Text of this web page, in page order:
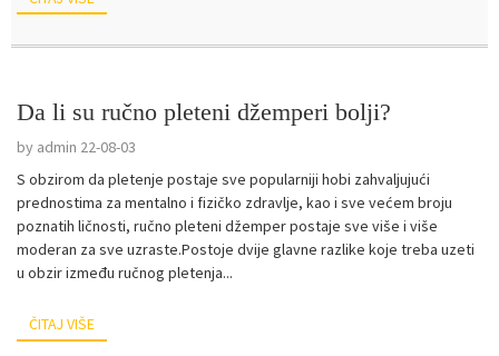
Da li su ručno pleteni džemperi bolji?
by admin 22-08-03
S obzirom da pletenje postaje sve popularniji hobi zahvaljujući
prednostima za mentalno i fizičko zdravlje, kao i sve većem broju
poznatih ličnosti, ručno pleteni džemper postaje sve više i više
moderan za sve uzraste.Postoje dvije glavne razlike koje treba uzeti
u obzir između ručnog pletenja...
ČITAJ VIŠE